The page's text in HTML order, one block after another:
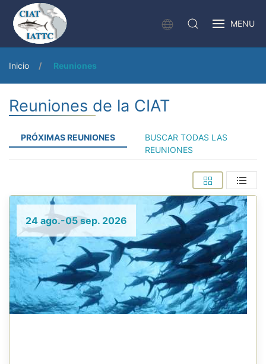
MENU
Inicio Reuniones
Reuniones de la CIAT
PRÓXIMAS REUNIONES
BUSCAR TODAS LAS
REUNIONES
24 ago.-05 sep. 2026